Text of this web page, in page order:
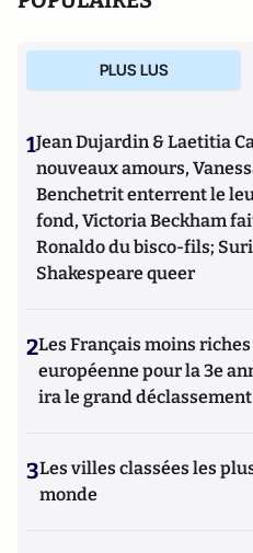
PLUS LUS
1Jean Dujardin & Laetitia
nouveaux amours,
Benchetrit enterrent le
fond, Victoria Beckham
Ronaldo du bisco-fils;
Shakespeare queer
2Les Français moins
européenne pour la 3e
ira le grand déclassement
3Les villes classées les
monde